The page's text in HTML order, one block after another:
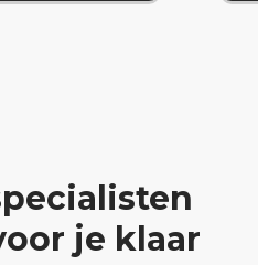
je klaar